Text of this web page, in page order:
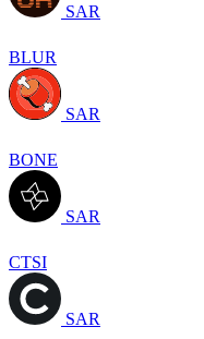
SAR
BLUR
SAR
BONE
SAR
CTSI
SAR